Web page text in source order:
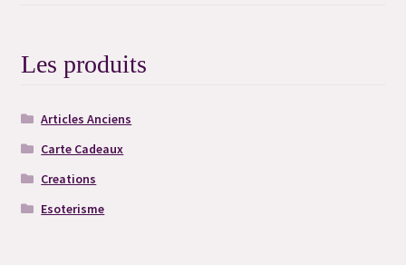
Les produits
Articles Anciens
Carte Cadeaux
Creations
Esoterisme